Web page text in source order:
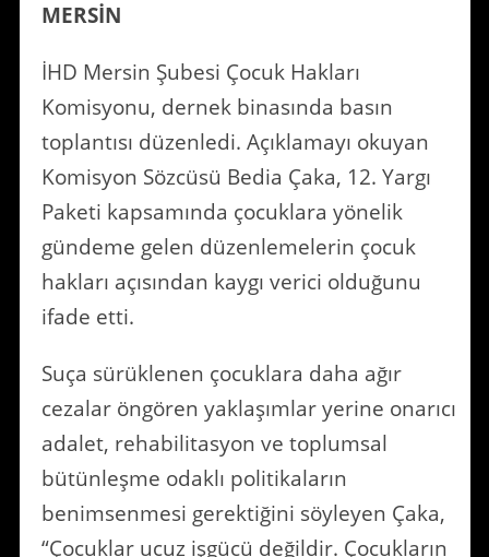
MERSİN
İHD Mersin Şubesi Çocuk Hakları
Komisyonu, dernek binasında basın
toplantısı düzenledi. Açıklamayı okuyan
Komisyon Sözcüsü Bedia Çaka, 12. Yargı
Paketi kapsamında çocuklara yönelik
gündeme gelen düzenlemelerin çocuk
hakları açısından kaygı verici olduğunu
ifade etti.
Suça sürüklenen çocuklara daha ağır
cezalar öngören yaklaşımlar yerine onarıcı
adalet, rehabilitasyon ve toplumsal
bütünleşme odaklı politikaların
benimsenmesi gerektiğini söyleyen Çaka,
“Çocuklar ucuz işgücü değildir. Çocukların